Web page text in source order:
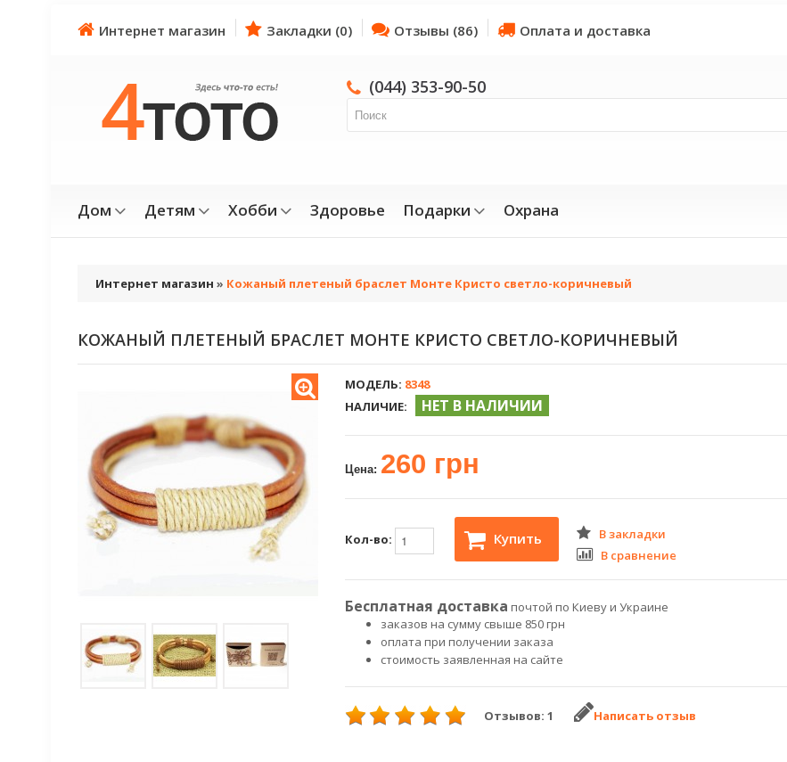
Интернет магазин Закладки (0) Отзывы (86) Оплата и доставка
(044) 353-90-50
Дом Детям Хобби Здоровье Подарки Охрана
Интернет магазин » Кожаный плетеный браслет Монте Кристо светло-коричневый
КОЖАНЫЙ ПЛЕТЕНЫЙ БРАСЛЕТ МОНТЕ КРИСТО СВЕТЛО-КОРИЧНЕВЫЙ
МОДЕЛЬ: 8348
НАЛИЧИЕ:
НЕТ В НАЛИЧИИ
Цена: 260 грн
Кол-во: Купить
В закладки
В сравнение
Бесплатная доставка почтой по Киеву и Украине
заказов на сумму свыше 850 грн
оплата при получении заказа
стоимость заявленная на сайте
Отзывов: 1 Написать отзыв